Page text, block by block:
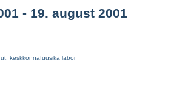
- 19. august 2001
keskkonnafüüsika labor